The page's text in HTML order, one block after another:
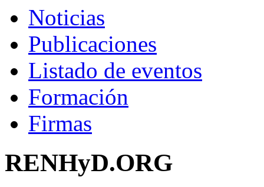
Noticias
Publicaciones
Listado de eventos
Formación
Firmas
RENHyD.ORG